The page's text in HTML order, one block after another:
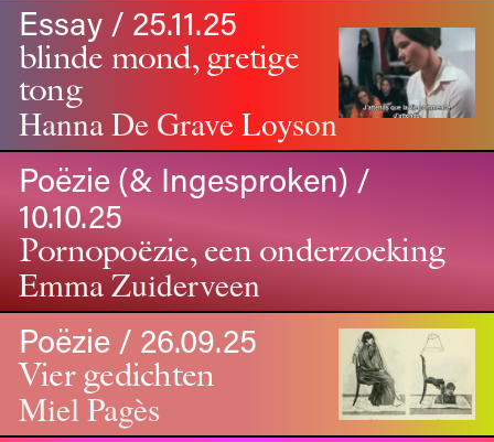
Essay / 25.11.25
blinde mond, gretige
tong
Hanna De Grave Loyson
Poëzie (& Ingesproken) /
10.10.25
Pornopoëzie, een onderzoeking
Emma Zuiderveen
Poëzie / 26.09.25
Vier gedichten
Miel Pagès